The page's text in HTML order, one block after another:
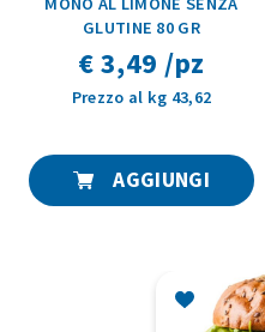
GLUTINE 80 GR
€ 3,49 /pz
Prezzo al kg 43,62
AGGIUNGI